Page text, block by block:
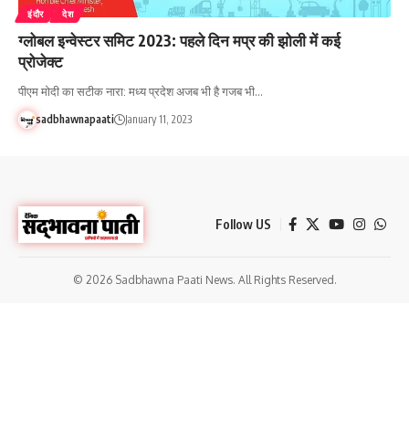
इंदौर देश
ग्लोबल इन्वेस्टर समिट 2023: पहले दिन मप्र की झोली में कई
प्रोजेक्ट
पीएम मोदी का सटीक नारा: मध्य प्रदेश अजब भी है गजब भी…
sadbhawnapaati January 11, 2023
Follow US
© 2026 Sadbhawna Paati News. All Rights Reserved.